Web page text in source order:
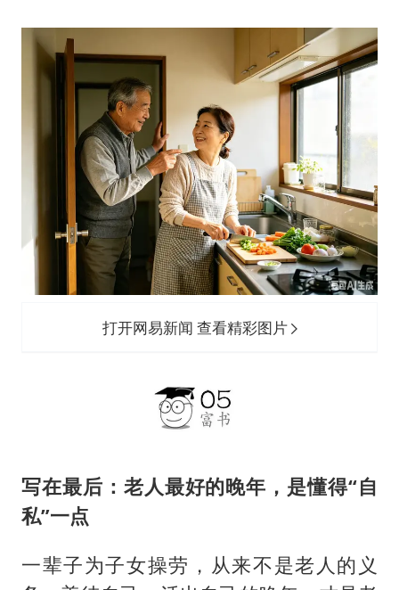
打开网易新闻 查看精彩图片
写在最后：老人最好的晚年，是懂得“自
私”一点
一辈子为子女操劳，从来不是老人的义